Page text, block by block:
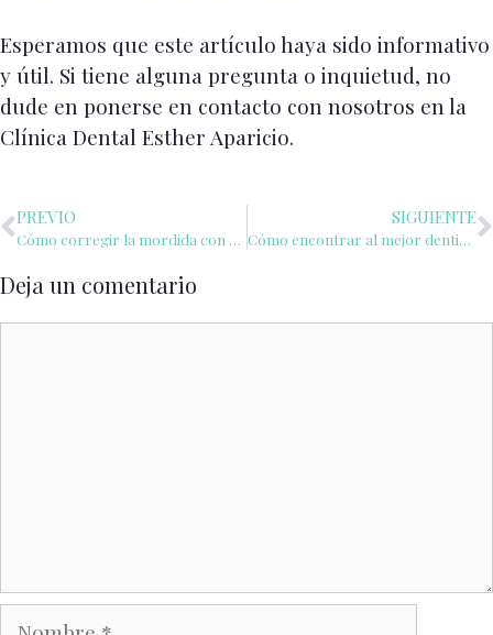
Esperamos que este artículo haya sido informativo
y útil. Si tiene alguna pregunta o inquietud, no
dude en ponerse en contacto con nosotros en la
Clínica Dental Esther Aparicio.
PREVIO
Cómo corregir la mordida con Invisalign
SIGUIENTE
Cómo encontrar al mejor dentista cerca de ti en Sevilla
Deja un comentario